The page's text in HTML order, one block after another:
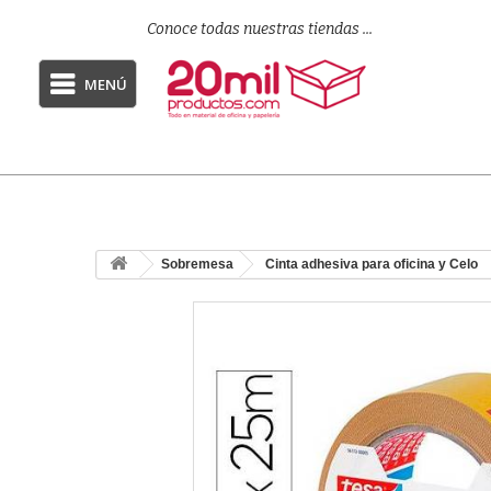
Conoce todas nuestras tiendas ...
MENÚ
Sobremesa Cinta adhesiva para oficina y Celo